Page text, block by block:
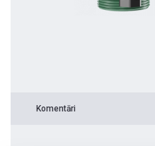
Komentāri